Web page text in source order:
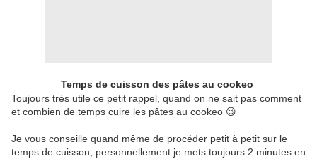
Temps de cuisson des pâtes au cookeo
Toujours très utile ce petit rappel, quand on ne sait pas comment
et combien de temps cuire les pâtes au cookeo 😉
Je vous conseille quand même de procéder petit à petit sur le
temps de cuisson, personnellement je mets toujours 2 minutes en